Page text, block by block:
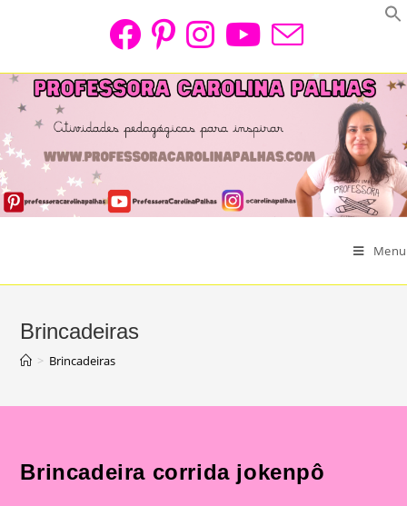
Menu
Brincadeiras
> Brincadeiras
Brincadeira corrida jokenpô